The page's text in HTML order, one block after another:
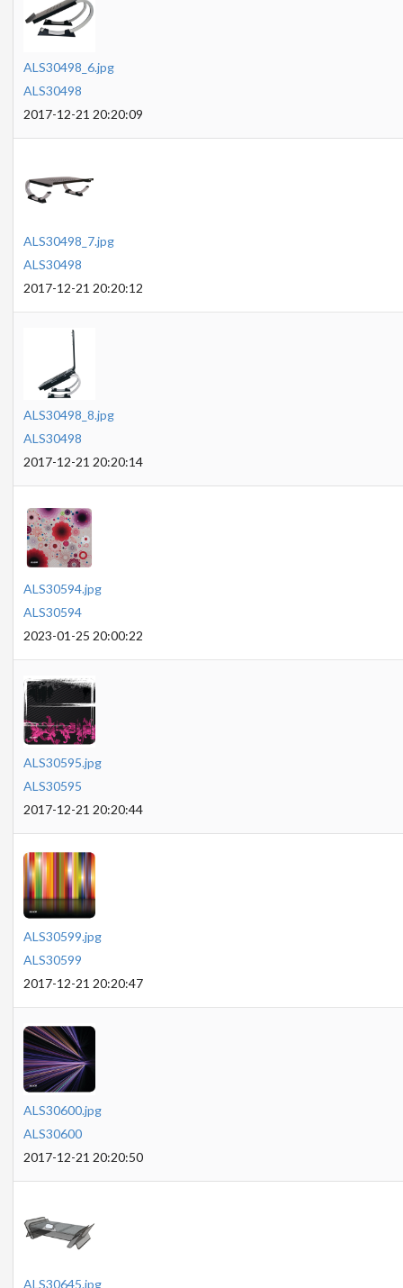
ALS30498_6.jpg
ALS30498
2017-12-21 20:20:09
ALS30498_7.jpg
ALS30498
2017-12-21 20:20:12
ALS30498_8.jpg
ALS30498
2017-12-21 20:20:14
ALS30594.jpg
ALS30594
2023-01-25 20:00:22
ALS30595.jpg
ALS30595
2017-12-21 20:20:44
ALS30599.jpg
ALS30599
2017-12-21 20:20:47
ALS30600.jpg
ALS30600
2017-12-21 20:20:50
ALS30645.jpg